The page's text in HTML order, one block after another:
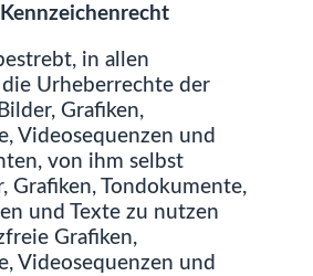
in allen
Urheberrechte der
Grafiken,
Videosequenzen und
von ihm selbst
Grafiken, Tondokumente,
und Texte zu nutzen
Grafiken,
Videosequenzen und